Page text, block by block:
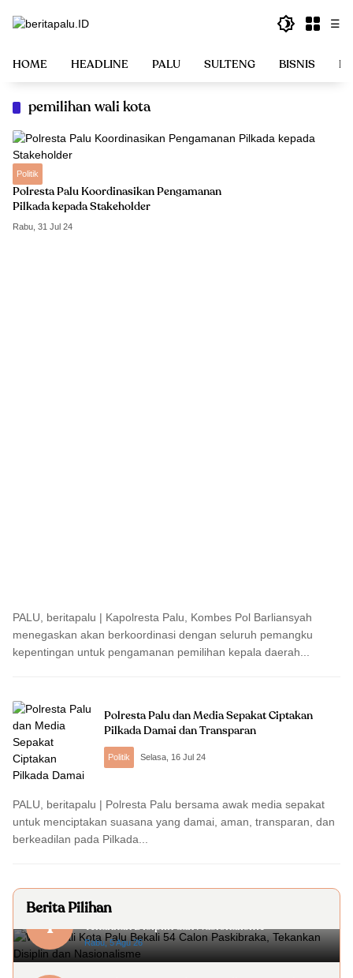
☰
HOME HEADLINE PALU SULTENG BISNIS
pemilihan wali kota
Politik
Polresta Palu Koordinasikan Pengamanan
Pilkada kepada Stakeholder
Rabu, 31 Jul 24
PALU, beritapalu | Kapolresta Palu, Kombes Pol Barliansyah
menegaskan akan berkoordinasi dengan seluruh pemangku
kepentingan untuk pengamanan pemilihan kepala daerah...
Polresta Palu dan Media Sepakat Ciptakan
Pilkada Damai dan Transparan
Politik Selasa, 16 Jul 24
PALU, beritapalu | Polresta Palu bersama awak media sepakat
untuk menciptakan suasana yang damai, aman, transparan, dan
berkeadilan pada Pilkada...
Berita Pilihan
1
Wakil Wali Kota Palu Bekali 54 Calon Paskibraka,
Tekankan Disiplin dan Nasionalisme
Rabu, 5 Agu 26